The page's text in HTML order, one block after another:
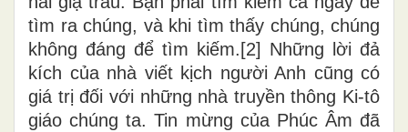
tìm ra chúng, và khi tìm thấy chúng, chúng
không đáng để tìm kiếm.[2] Những lời đả
kích của nhà viết kịch người Anh cũng có
giá trị đối với những nhà truyền thông Ki-tô
giáo chúng ta. Tin mừng của Phúc Âm đã